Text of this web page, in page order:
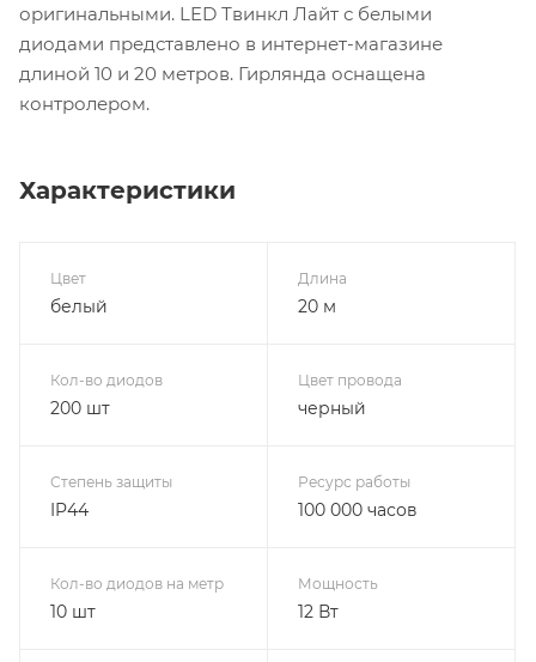
оригинальными. LED Твинкл Лайт с белыми
диодами представлено в интернет-магазине
длиной 10 и 20 метров. Гирлянда оснащена
контролером.
Характеристики
Цвет
белый
Длина
20 м
Кол-во диодов
200 шт
Цвет провода
черный
Степень защиты
IP44
Ресурс работы
100 000 часов
Кол-во диодов на метр
10 шт
Мощность
12 Вт